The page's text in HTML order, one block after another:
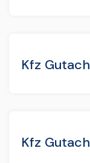
Kfz
Kfz